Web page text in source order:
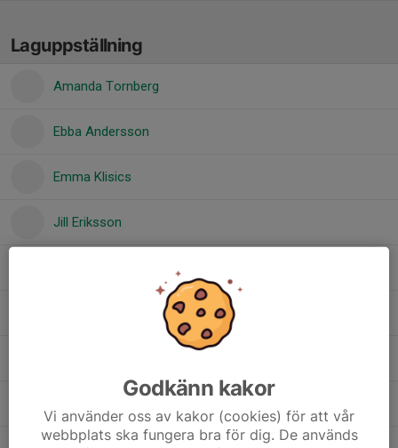
Laguppställning
Amanda Tornberg
Ebba Andersson
Emma Klisics
Jill Eriksson
Godkänn kakor
Vi använder oss av kakor (cookies) för att vår
webbplats ska fungera bra för dig. De används